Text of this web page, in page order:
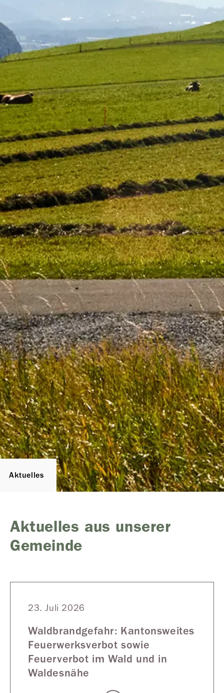
Aktuelles
Aktuelles aus unserer
Gemeinde
23. Juli 2026
Waldbrandgefahr: Kantonsweites
Feuerwerksverbot sowie
Feuerverbot im Wald und in
Waldesnähe